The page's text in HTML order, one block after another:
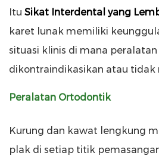
Itu Sikat Interdental yang
karet lunak memiliki
situasi klinis di mana
dikontraindikasikan atau tidak
Peralatan Ortodontik
Kurung dan kawat lengkung
plak di setiap titik